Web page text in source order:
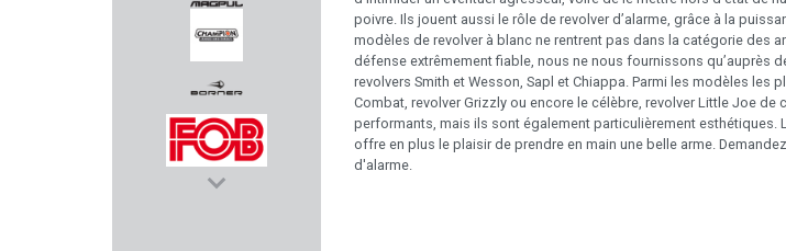
MAGPUL
CHAMPION WORLD
BORNER
FOB
poivre. Ils jouent aussi le rôle de revolver d’alarme, grâce à la
modèles de revolver à blanc ne rentrent pas dans la catégorie des
défense extrêmement fiable, nous ne nous fournissons
revolvers Smith et Wesson, Sapl et Chiappa. Parmi les modèles les
Combat, revolver Grizzly ou encore le célèbre, revolver Little Joe
performants, mais ils sont également particulièrement
offre en plus le plaisir de prendre en main une belle arme.
d'alarme.